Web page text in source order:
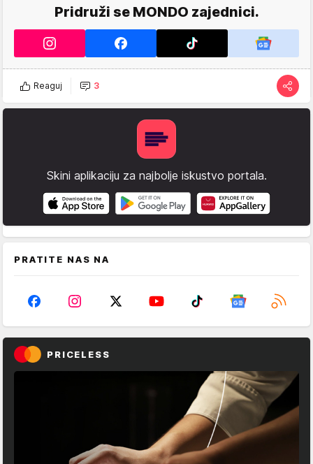
Pridruži se MONDO zajednici.
Reaguj 3
Skini aplikaciju za najbolje iskustvo portala.
PRATITE NAS NA
PRICELESS